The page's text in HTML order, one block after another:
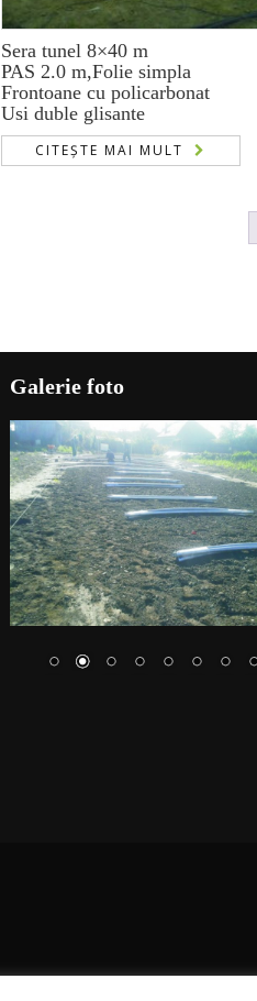
Sera tunel 8×40 m
PAS 2.0 m,Folie simpla
Frontoane cu policarbonat
Usi duble glisante
CITEȘTE MAI MULT
Galerie foto